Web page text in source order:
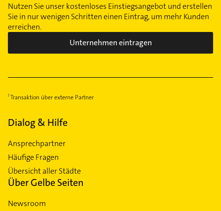
Nutzen Sie unser kostenloses Einstiegsangebot und erstellen
Sie in nur wenigen Schritten einen Eintrag, um mehr Kunden
erreichen.
Unternehmen eintragen
Transaktion über externe Partner
Dialog & Hilfe
Ansprechpartner
Häufige Fragen
Übersicht aller Städte
Über Gelbe Seiten
Newsroom